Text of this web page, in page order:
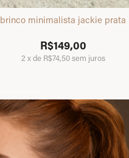
brinco minimalista jackie prata
R$149,00
2 xde R$74,50sem juros